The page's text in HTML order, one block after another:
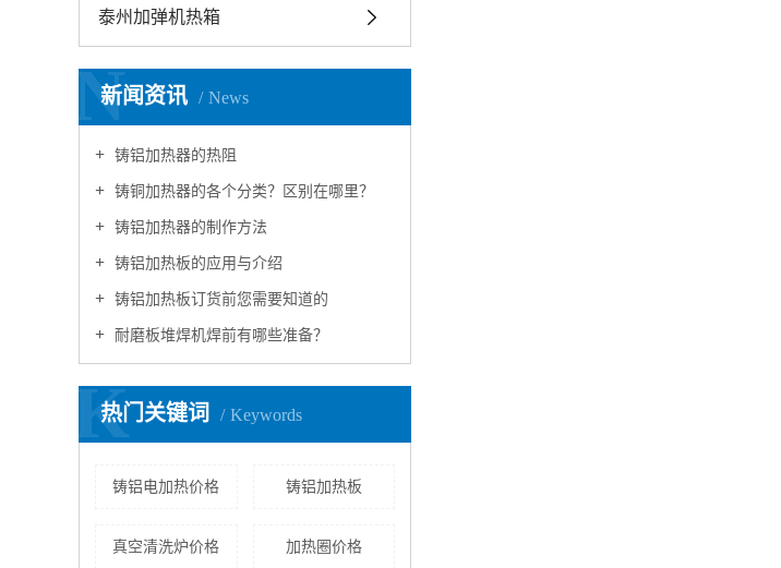
泰州加弹机热箱
新闻资讯 News
N
铸铝加热器的热阻
铸铜加热器的各个分类？区别在哪里？
铸铝加热器的制作方法
铸铝加热板的应用与介绍
铸铝加热板订货前您需要知道的
耐磨板堆焊机焊前有哪些准备？
热门关键词 Keywords
K
铸铝电加热价格 铸铝加热板
真空清洗炉价格 加热圈价格